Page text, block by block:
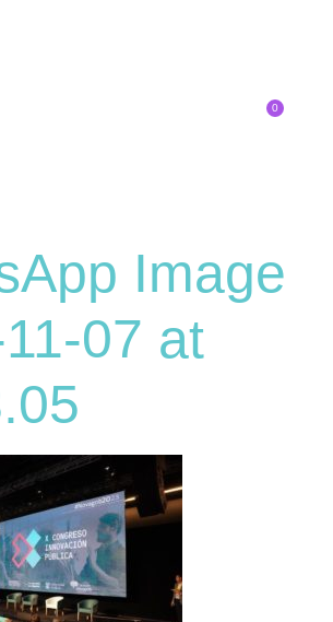
0
Image
07 at